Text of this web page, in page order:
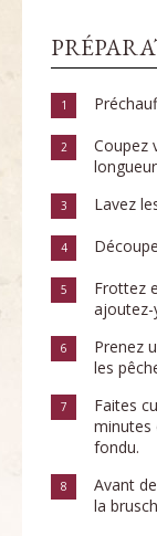
1
2
Coupez
3 Lavez
4
5
Frottez
ajoutez-
6
Prenez
les
7
Faites
minutes
fondu.
8
Avant
la